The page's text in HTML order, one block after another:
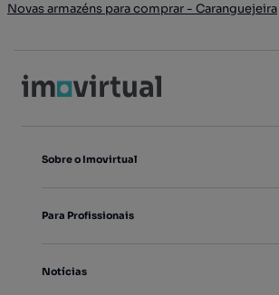
Novas armazéns para comprar - Caranguejeira
Sobre o Imovirtual
Para Profissionais
Notícias